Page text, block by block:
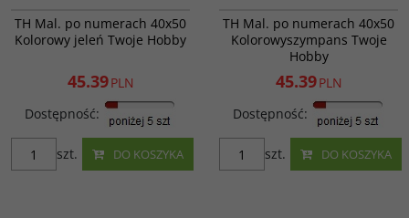
WYPRZEDAŻ
TRUDNOŚCI - 2; ILOŚC KOLORÓW -
18
Ilość kartonowa: 20 szt.
TH Mal. po numerach 40x50
Kolorowy jeleń Twoje Hobby
45.39PLN
Dostępność:
DO KOSZYKA
szt.
WYPRZEDAŻ
TH Mal. po numerach 40x50
Kolorowyszympans Twoje
Hobby
45.39PLN
Dostępność:
DO KOSZYKA
szt.